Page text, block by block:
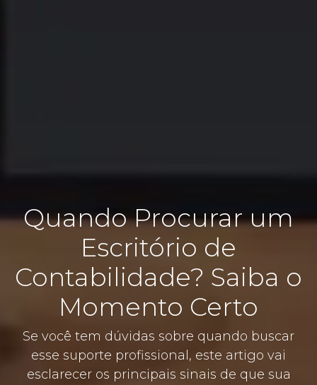
Quando Procurar um
Escritório de
Contabilidade? Saiba o
Momento Certo
Se você tem dúvidas sobre quando buscar
esse suporte profissional, este artigo vai
esclarecer os principais sinais de que sua